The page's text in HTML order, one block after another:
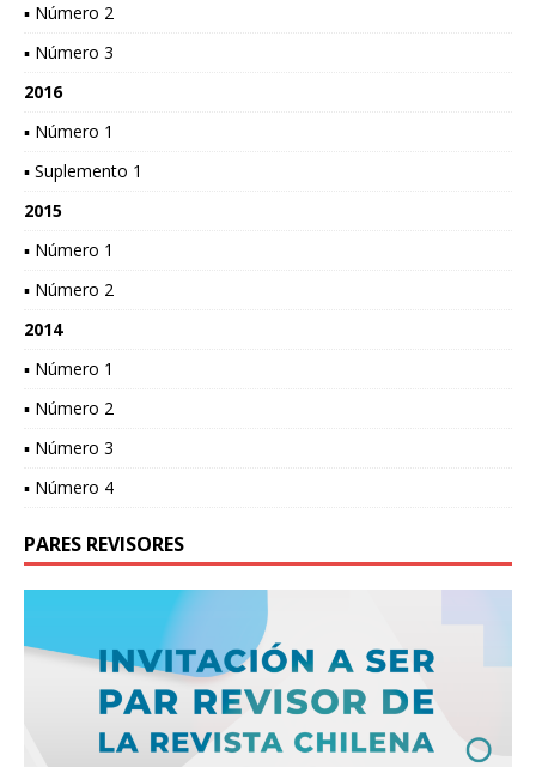
▪ Número 2
▪ Número 3
2016
▪ Número 1
▪ Suplemento 1
2015
▪ Número 1
▪ Número 2
2014
▪ Número 1
▪ Número 2
▪ Número 3
▪ Número 4
PARES REVISORES